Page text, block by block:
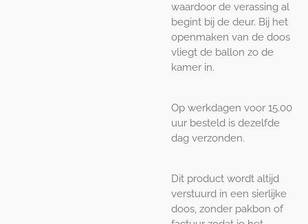
waardoor de verassing al
begint bij de deur. Bij het
openmaken van de doos
vliegt de ballon zo de
kamer in.
Op werkdagen voor 15.00
uur besteld is dezelfde
dag verzonden.
Dit product wordt altijd
verstuurd in een sierlijke
doos, zonder pakbon of